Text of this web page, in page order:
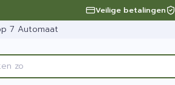
Veilige betalingen
7 Automaat